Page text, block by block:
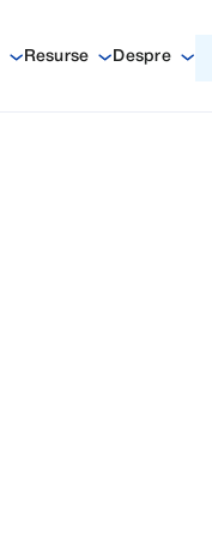
Resurse Despre